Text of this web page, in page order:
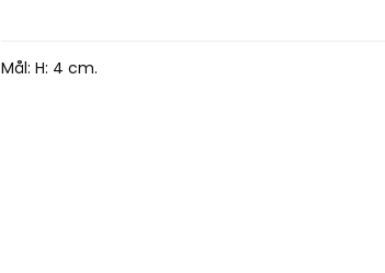
Mål: H: 4 cm.